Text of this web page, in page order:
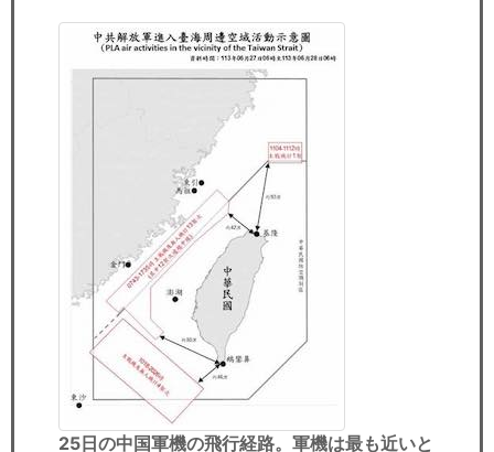
25日の中国軍機の飛行経路。軍機は最も近いと